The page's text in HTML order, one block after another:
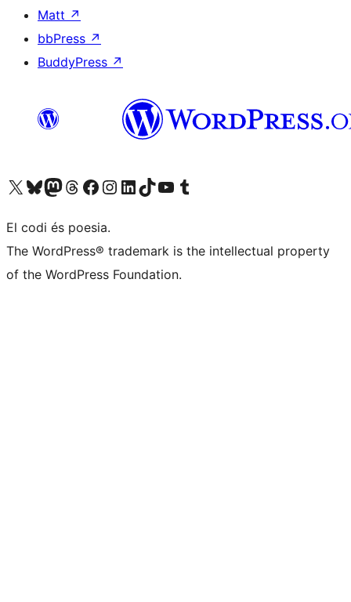
Matt ↗
bbPress ↗
BuddyPress ↗
Visiteu el nostre compte X (abans Twitter)
Visiteu el nostre compte de Bluesky
Visiteu el nostre compte al Mastodon
Visiteu el nostre compte de Threads
Visiteu la nostra pàgina al Facebook
Visiteu el nostre compte d'Instagram
Visiteu el nostre compte de LinkedIn
Visiteu el nostre compte de TikTok
Visiteu el nostre canal al YouTube
Visiteu el nostre compte de Tumblr
El codi és poesia.
The WordPress® trademark is the intellectual property
of the WordPress Foundation.